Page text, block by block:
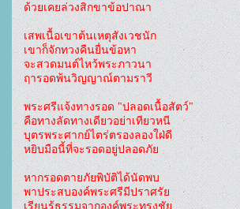
ด้วยเคยล่วงสิกขาข้อปาณา
เสพเนื้อเขาต้นเหตุสังเวชนัก
เขาก็จักทวงคืนยื่นข้อหา
จะสวดมนต์ไหว้พระภาวนา
ฤารอดพ้นวิญญาณ์ตามราวี
พระศรีแจ้งทางรอด "ปลอดเนื้อสัตว์"
คือทางลัดทางเดียวอย่าเทียวหนี
บุตรพระศากย์ไตร่ตรองลองใฝ่ดี
หยิบมือนี้ที่จะรอดอยู่ปลอดภัย
หากรอดตายภัยพิบัติได้นัดพบ
พาประสบองค์พระศรีมีปราศรัย
เรียนรู้ธรรมจากองค์พระทรงชัย